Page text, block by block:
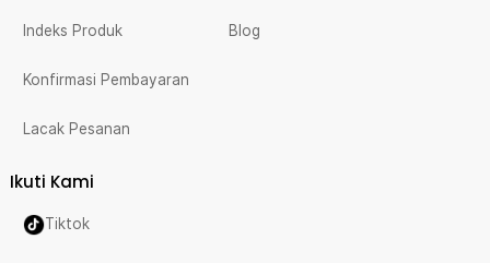
Indeks Produk
Konfirmasi Pembayaran
Lacak Pesanan
Blog
Ikuti Kami
Tiktok